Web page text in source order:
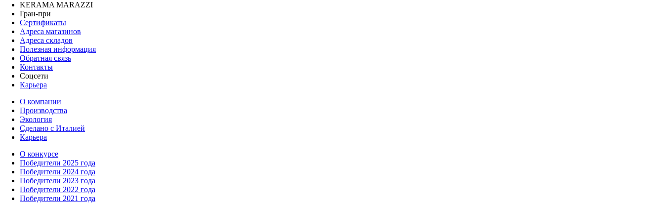
KERAMA MARAZZI
Гран-при
Сертификаты
Адреса магазинов
Адреса складов
Полезная информация
Обратная связь
Контакты
Соцсети
Карьера
О компании
Производства
Экология
Сделано с Италией
Карьера
О конкурсе
Победители 2025 года
Победители 2024 года
Победители 2023 года
Победители 2022 года
Победители 2021 года